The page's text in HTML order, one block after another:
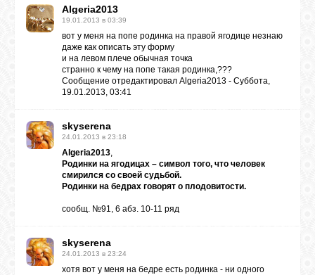
ЧАТ
ГОРОСКОП
ВК
Algeria2013
19.01.2013 в 03:39
вот у меня на попе родинка на правой ягодице незнаю
даже как описать эту форму
и на левом плече обычная точка
странно к чему на попе такая родинка,???
Сообщение отредактировал Algeria2013 - Суббота,
19.01.2013, 03:41
skyserena
24.01.2013 в 23:18
Algeria2013,
Родинки на ягодицах – символ того, что человек
смирился со своей судьбой.
Родинки на бедрах говорят о плодовитости.
сообщ. №91, 6 абз. 10-11 ряд
skyserena
24.01.2013 в 23:24
хотя вот у меня на бедре есть родинка - ни одного